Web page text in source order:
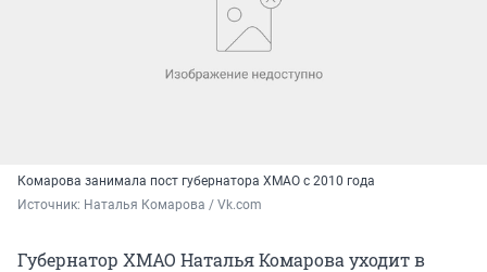
Комарова занимала пост губернатора ХМАО с 2010 года
Источник: Наталья Комарова / Vk.com
Губернатор ХМАО Наталья Комарова уходит в